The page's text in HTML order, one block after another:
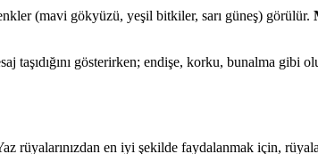
(mavi gökyüzü, yeşil bitkiler, sarı güneş) görülür.
gösterirken; endişe, korku, bunalma gibi
rüyalarınızdan en iyi şekilde faydalanmak için,